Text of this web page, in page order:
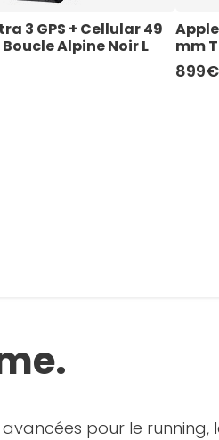
3 GPS + Cellular 49
Alpine Noir L
mm
899€
pour le running,